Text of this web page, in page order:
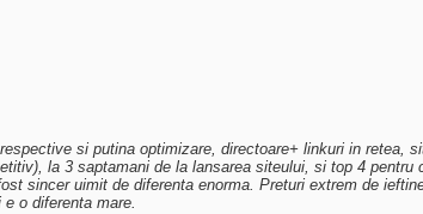
si putina optimizare, directoare+ linkuri in retea,
la 3 saptamani de la lansarea siteului, si top 4
sincer uimit de diferenta enorma. Preturi extrem de
o diferenta mare.